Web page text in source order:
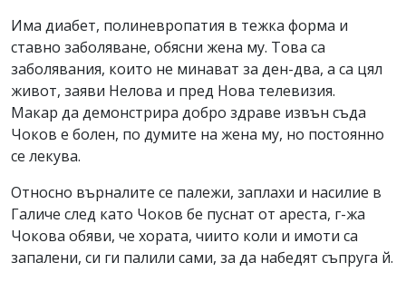
Има диабет, полиневропатия в тежка форма и
ставно заболяване, обясни жена му. Това са
заболявания, които не минават за ден-два, а са цял
живот, заяви Нелова и пред Нова телевизия.
Макар да демонстрира добро здраве извън съда
Чоков е болен, по думите на жена му, но постоянно
се лекува.
Относно върналите се палежи, заплахи и насилие в
Галиче след като Чоков бе пуснат от ареста, г-жа
Чокова обяви, че хората, чиито коли и имоти са
запалени, си ги палили сами, за да набедят съпруга й.